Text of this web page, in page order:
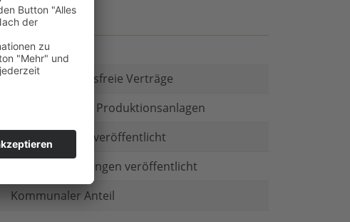
Gibt es Kautionsfreie Verträge
Investitionen in Produktionsanlagen
Geschäftsform veröffentlicht
Firmenbeteiligungen veröffentlicht
Kommunaler Anteil